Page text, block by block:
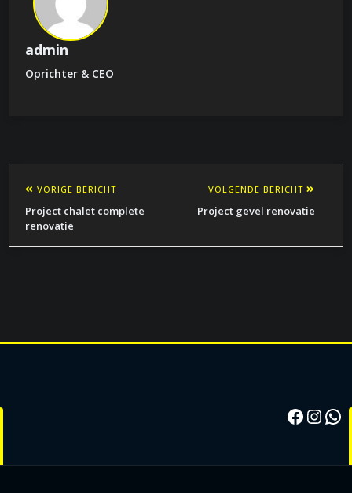
admin
Oprichter & CEO
VORIGE BERICHT
Project chalet complete
renovatie
VOLGENDE BERICHT
Project gevel renovatie